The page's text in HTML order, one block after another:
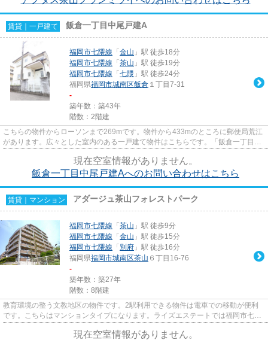
賃貸｜一戸建て 飯倉一丁目中尾戸建A
福岡市七隈線 「 金山 」駅 徒歩18分
福岡市七隈線 「 茶山 」駅 徒歩19分
福岡市七隈線 「 七隈 」駅 徒歩24分
福岡県福岡市城南区飯倉 １丁目7-31
-
築年数：築43年
階数：2階建
こちらの物件からローソンまで269mです。物件から433mのところに郵便局荒江
があります。広々とした室内のある一戸建て物件はこちらです。「飯倉一丁目中
現在空室情報がありません。
飯倉一丁目中尾戸建Aへのお問い合わせはこちら
賃貸｜マンション アダージュ茶山フォレストパーク
福岡市七隈線 「 茶山 」駅 徒歩9分
福岡市七隈線 「 金山 」駅 徒歩15分
福岡市七隈線 「 別府 」駅 徒歩16分
福岡県福岡市城南区茶山 ６丁目16-76
-
築年数：築27年
階数：8階建
教育環境の整う文教地区の物件です。2駅利用できる物件は電車での移動が便利
です。こちらはマンションタイプになります。ライズエステートでは福岡市七隈
現在空室情報がありません。